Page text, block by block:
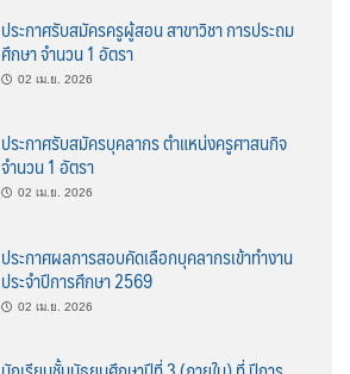
ประกาศรับสมัครครูผู้สอน สาขาวิชา การประถม
ศึกษา จำนวน 1 อัตรา
02 เม.ย. 2026
ประกาศรับสมัครบุคลากร ตำแหน่งครูศาสนกิจ
จำนวน 1 อัตรา
02 เม.ย. 2026
ประกาศผลการสอบคัดเลือกบุคลากรเข้าทำงาน
ประจำปีการศึกษา 2569
02 เม.ย. 2026